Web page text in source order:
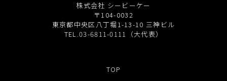
株式会社 シービーケー
〒104-0032
東京都中央区八丁堀1-13-10 三神ビル
TEL.03-6811-0111（大代表）
TOP